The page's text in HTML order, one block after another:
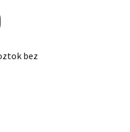
range:
bez